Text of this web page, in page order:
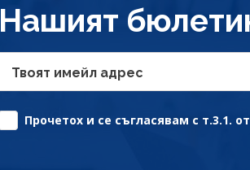
Нашият
Твоят имейл адрес
Прочетох и се съгласявам с т.3.1. от